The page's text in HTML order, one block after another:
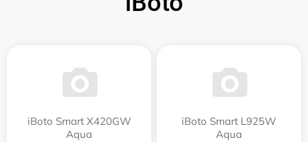
iBoto Smart Х420GW
Aqua
iBoto Smart L925W
Aqua